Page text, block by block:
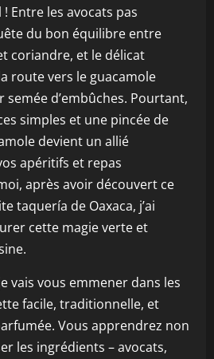
! Entre les avocats pas
du bon équilibre entre
coriandre, et le délicat
route vers le guacamole
d’embûches. Pourtant,
simples et une pincée de
devient un allié
apéritifs et repas
après avoir découvert ce
taquería de Oaxaca, j’ai
cette magie verte et
vais vous emmener dans les
facile, traditionnelle, et
Vous apprendrez non
les ingrédients – avocats,